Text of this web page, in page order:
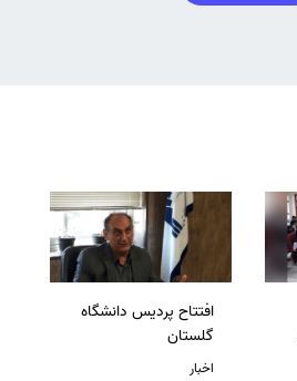
افتتاح پردیس دانشگاه
گلستان
اخبار